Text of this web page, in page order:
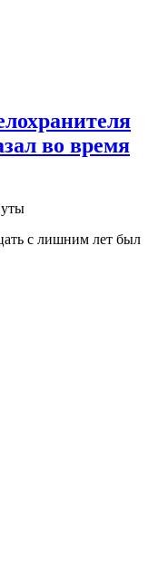
во время
с лишним лет был